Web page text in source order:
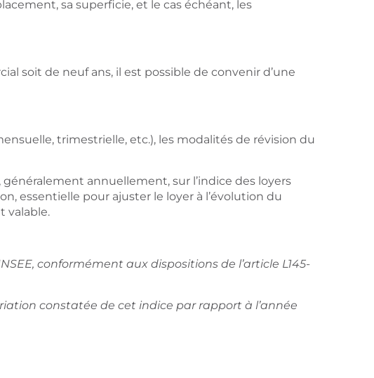
sa superficie, et le cas échéant, les
soit de neuf ans, il est possible de convenir d’une
trimestrielle, etc.), les modalités de révision du
annuellement, sur l’indice des loyers
essentielle pour ajuster le loyer à l’évolution du
valable.
conformément aux dispositions de l’article L145-
constatée de cet indice par rapport à l’année